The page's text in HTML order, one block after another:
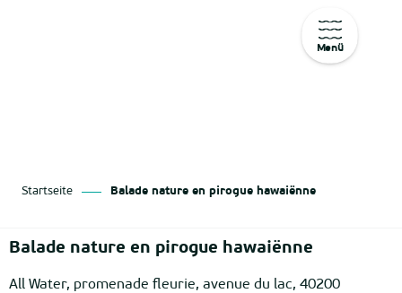
Menü
Startseite Balade nature en pirogue hawaiënne
Balade nature en pirogue hawaiënne
All Water, promenade fleurie, avenue du lac, 40200